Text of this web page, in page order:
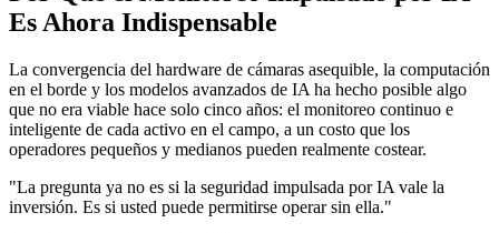
Es Ahora Indispensable
La convergencia del hardware de cámaras asequible, la computación
en el borde y los modelos avanzados de IA ha hecho posible algo
que no era viable hace solo cinco años: el monitoreo continuo e
inteligente de cada activo en el campo, a un costo que los
operadores pequeños y medianos pueden realmente costear.
"La pregunta ya no es si la seguridad impulsada por IA vale la
inversión. Es si usted puede permitirse operar sin ella."